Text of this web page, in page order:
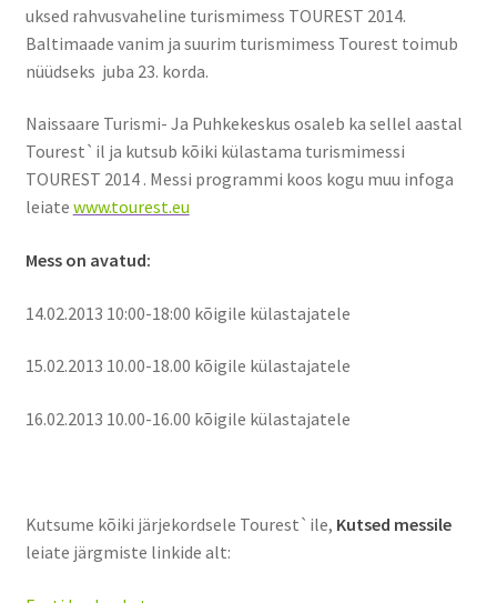
Ürituste korraldamine
Ajaloost
Galerii
Hea teada
TRANSPORT NAISSAARELE
Glämping
uksed rahvusvaheline turismimess TOUREST 2014.
Baltimaade vanim ja suurim turismimess Tourest toimub
nüüdseks juba 23. korda.
Naissaare Turismi- Ja Puhkekeskus osaleb ka sellel aastal
Tourest`il ja kutsub kõiki külastama turismimessi
TOUREST 2014 . Messi programmi koos kogu muu infoga
leiate www.tourest.eu
Mess on avatud:
14.02.2013 10:00-18:00 kõigile külastajatele
15.02.2013 10.00-18.00 kõigile külastajatele
16.02.2013 10.00-16.00 kõigile külastajatele
Kutsume kõiki järjekordsele Tourest`ile, Kutsed messile
leiate järgmiste linkide alt: